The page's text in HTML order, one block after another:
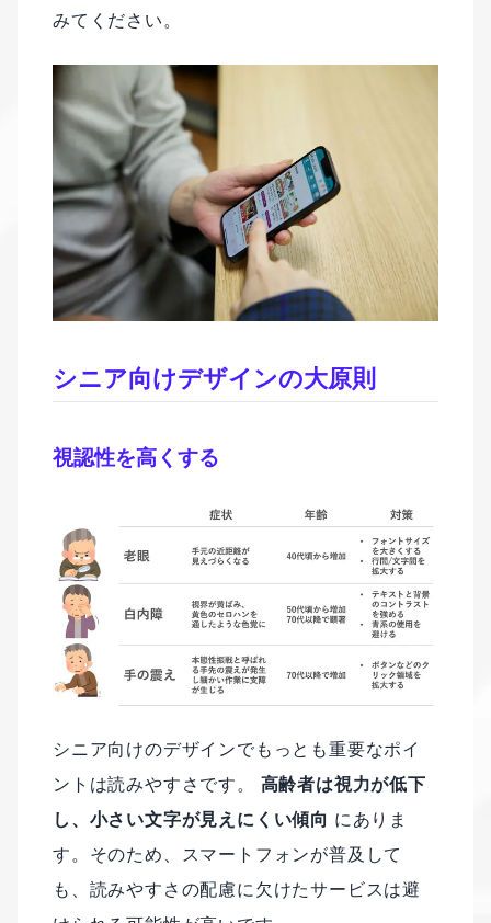
みてください。
シニア向けデザインの大原則
視認性を高くする
シニア向けのデザインでもっとも重要なポイ
ントは読みやすさです。 高齢者は視力が低下
し、小さい文字が見えにくい傾向 にありま
す。そのため、スマートフォンが普及して
も、読みやすさの配慮に欠けたサービスは避